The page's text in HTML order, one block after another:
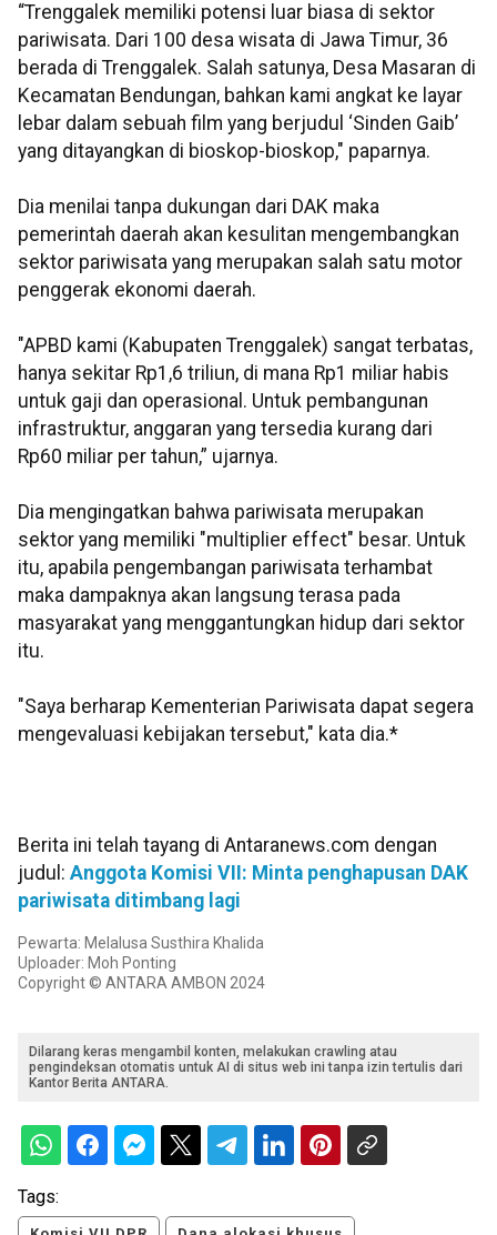
“Trenggalek memiliki potensi luar biasa di sektor
pariwisata. Dari 100 desa wisata di Jawa Timur, 36
berada di Trenggalek. Salah satunya, Desa Masaran di
Kecamatan Bendungan, bahkan kami angkat ke layar
lebar dalam sebuah film yang berjudul ‘Sinden Gaib’
yang ditayangkan di bioskop-bioskop," paparnya.
Dia menilai tanpa dukungan dari DAK maka
pemerintah daerah akan kesulitan mengembangkan
sektor pariwisata yang merupakan salah satu motor
penggerak ekonomi daerah.
"APBD kami (Kabupaten Trenggalek) sangat terbatas,
hanya sekitar Rp1,6 triliun, di mana Rp1 miliar habis
untuk gaji dan operasional. Untuk pembangunan
infrastruktur, anggaran yang tersedia kurang dari
Rp60 miliar per tahun,” ujarnya.
Dia mengingatkan bahwa pariwisata merupakan
sektor yang memiliki "multiplier effect" besar. Untuk
itu, apabila pengembangan pariwisata terhambat
maka dampaknya akan langsung terasa pada
masyarakat yang menggantungkan hidup dari sektor
itu.
"Saya berharap Kementerian Pariwisata dapat segera
mengevaluasi kebijakan tersebut," kata dia.*
Berita ini telah tayang di Antaranews.com dengan
judul: Anggota Komisi VII: Minta penghapusan DAK
pariwisata ditimbang lagi
Pewarta: Melalusa Susthira Khalida
Uploader: Moh Ponting
Copyright © ANTARA AMBON 2024
Dilarang keras mengambil konten, melakukan crawling atau
pengindeksan otomatis untuk AI di situs web ini tanpa izin tertulis dari
Kantor Berita ANTARA.
Tags: